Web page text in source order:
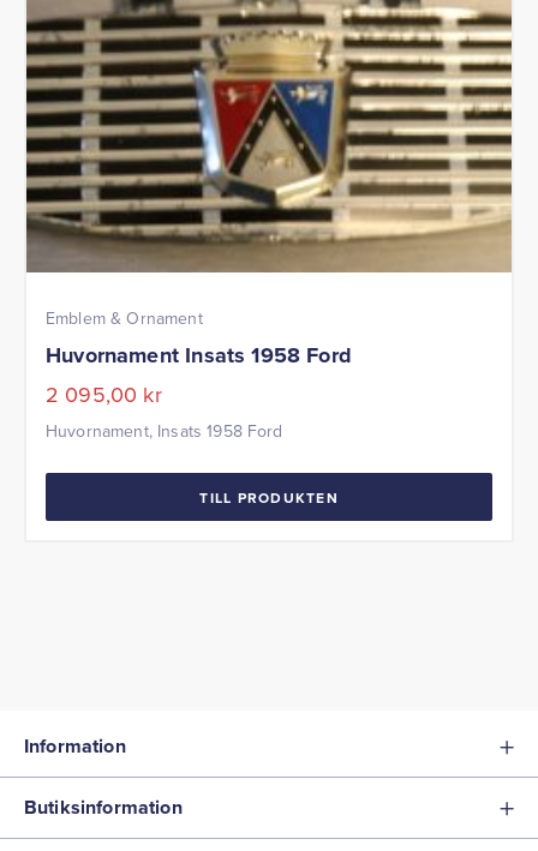
Emblem & Ornament
Huvornament Insats 1958 Ford
2 095,00 kr
Huvornament, Insats 1958 Ford
TILL PRODUKTEN
Information
Butiksinformation